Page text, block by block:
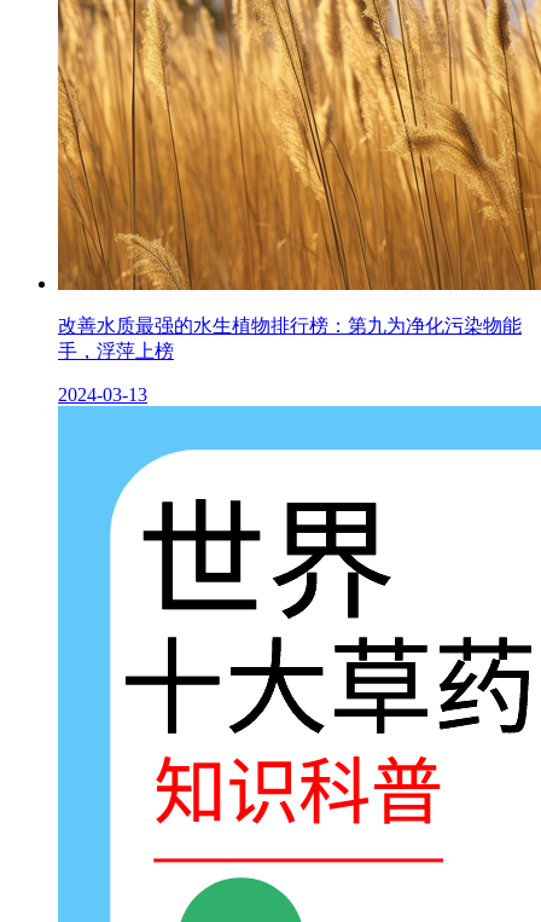
改善水质最强的水生植物排行榜：第九为净化污染物能
手，浮萍上榜
2024-03-13